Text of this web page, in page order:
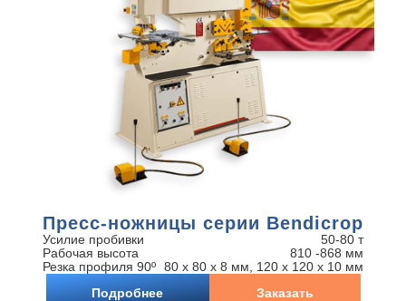
Пресс-ножницы серии Bendicrop
Усилие пробивки
50-80 т
Рабочая высота
810 -868 мм
Резка профиля 90º 80 x 80 x 8 мм, 120 x 120 x 10 мм
Подробнее
Заказать